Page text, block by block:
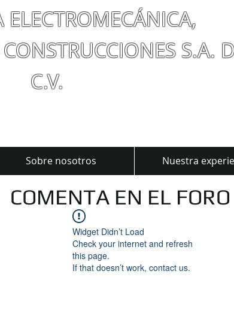
ELECTROMECÁNICA,
S.A.
C.V.
Sobre nosotros Nuestra
COMENTA EN EL FORO
Widget Didn’t Load
Check your internet and refresh
this page.
If that doesn’t work, contact us.